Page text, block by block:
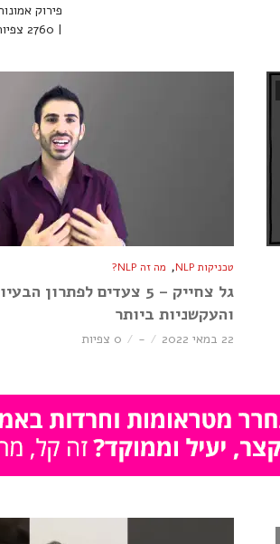
| 2760 צפיות
טכניקות NLP , מה זה NLP?
גל צחייק – 5 צעדים לפתרון
והעקשניות ביותר
22 במאי 2022 - 0 צפיות